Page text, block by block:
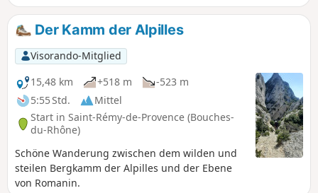
Der Kamm der Alpilles
Visorando-Mitglied
15,48 km
+518 m
-523 m
5:55 Std.
Mittel
Start in Saint-Rémy-de-Provence (Bouches-
du-Rhône)
Schöne Wanderung zwischen dem wilden und
steilen Bergkamm der Alpilles und der Ebene
von Romanin.